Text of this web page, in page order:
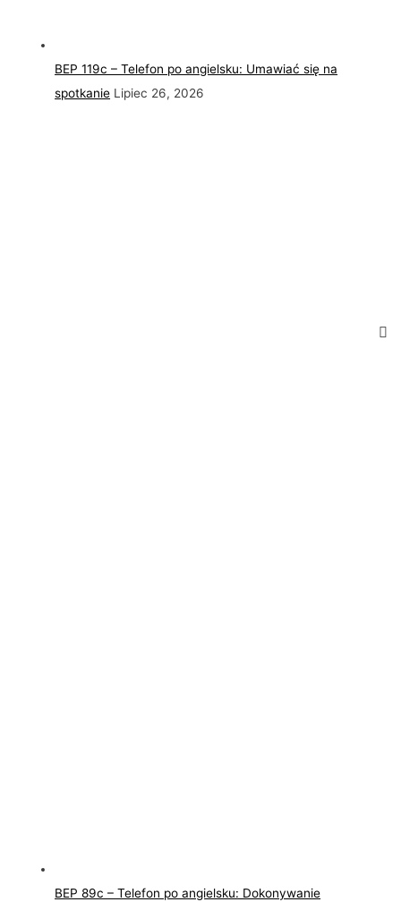
BEP 119c – Telefon po angielsku: Umawiać się na
spotkanie Lipiec 26, 2026
BEP 89c – Telefon po angielsku: Dokonywanie